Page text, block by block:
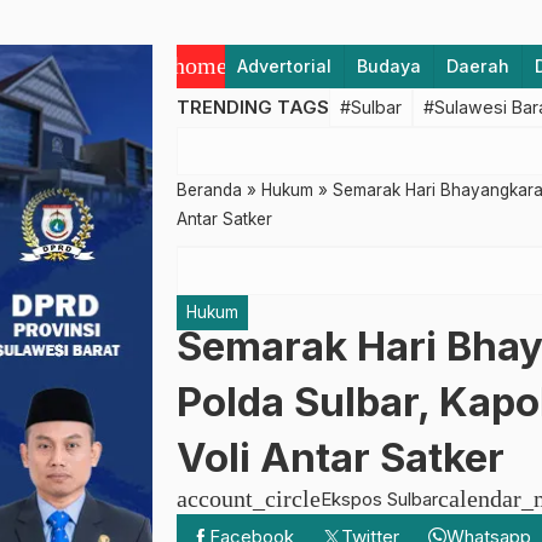
home Advertorial Budaya Daerah
TRENDING TAGS #Sulbar #Sulawesi
Beranda » Hukum » Semarak Hari
Antar Satker
Hukum
Semarak Hari
Polda Sulbar,
Voli Antar Satker
account_circleEkspos Sulbar
Facebook
Twitter Whatsapp